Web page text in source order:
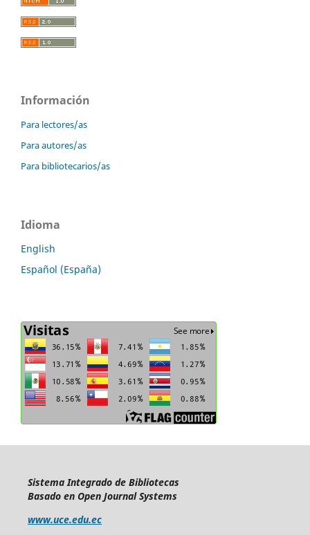
Información
Para lectores/as
Para autores/as
Para bibliotecarios/as
Idioma
English
Español (España)
Sistema Integrado de Bibliotecas
Basado en Open Journal Systems
www.uce.edu.ec